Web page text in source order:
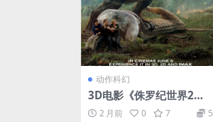
动作科幻
3D电影《侏罗纪世界2》
中文配音中文出屏字幕 VR
2 月前 0 7 5